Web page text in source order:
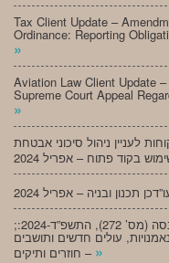
Tax Client Update –
Ordinance: Reporting
»
Aviation Law Client Update
Supreme Court Appeal
»
לעניין ניהול סיכוני אבטחת
;מעו”דכן מיסים – חוק לתיקון פקודת מס הכנסה (מס’ 272), התשפ”ד-2024:
עולים חדשים ותושבים
חוזרים ותיקים – »